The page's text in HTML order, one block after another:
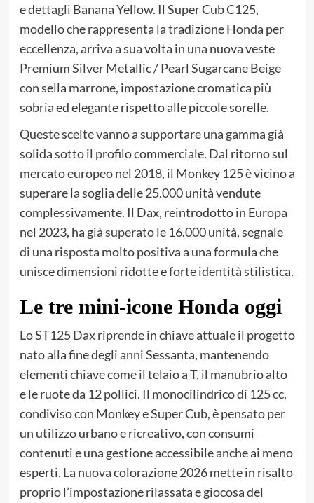
e dettagli Banana Yellow. Il Super Cub C125,
modello che rappresenta la tradizione Honda per
eccellenza, arriva a sua volta in una nuova veste
Premium Silver Metallic / Pearl Sugarcane Beige
con sella marrone, impostazione cromatica più
sobria ed elegante rispetto alle piccole sorelle.
Queste scelte vanno a supportare una gamma già
solida sotto il profilo commerciale. Dal ritorno sul
mercato europeo nel 2018, il Monkey 125 è vicino a
superare la soglia delle 25.000 unità vendute
complessivamente. Il Dax, reintrodotto in Europa
nel 2023, ha già superato le 16.000 unità, segnale
di una risposta molto positiva a una formula che
unisce dimensioni ridotte e forte identità stilistica.
Le tre mini-icone Honda oggi
Lo ST125 Dax riprende in chiave attuale il progetto
nato alla fine degli anni Sessanta, mantenendo
elementi chiave come il telaio a T, il manubrio alto
e le ruote da 12 pollici. Il monocilindrico di 125 cc,
condiviso con Monkey e Super Cub, è pensato per
un utilizzo urbano e ricreativo, con consumi
contenuti e una gestione accessibile anche ai meno
esperti. La nuova colorazione 2026 mette in risalto
proprio l’impostazione rilassata e giocosa del